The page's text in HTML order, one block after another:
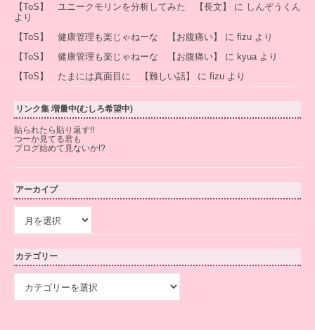
【ToS】 ユニークモリンを分析してみた 【長文】
に しんぞうくん
より
【ToS】 健康管理も楽じゃねーな 【お腹痛い】
に fizu より
【ToS】 健康管理も楽じゃねーな 【お腹痛い】
に kyuaより
【ToS】 たまには真面目に 【難しい話】
に fizu より
リンク集 増量中(むしろ希望中)
貼られたら貼り返す!!
つーか見てる君も
ブログ始めて見ないか!?
アーカイブ
イ
ブ
カテゴリー